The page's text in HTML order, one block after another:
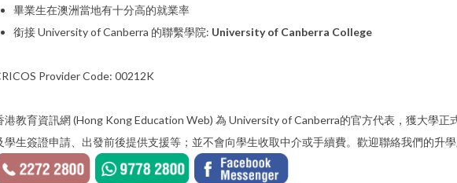
畢業生在澳洲當地有十分高的就業率
銜接 University of Canberra 的聯繫學院: University of Canberra College
Provider Code: 00212K
港教育資訊網 (Hong Kong Education Web) 為 University of Canberra的官方代表，獲大學
學生簽證申請、出發前後提供支援等；並不會向學生收取中介或手續費。歡迎聯絡我們的升